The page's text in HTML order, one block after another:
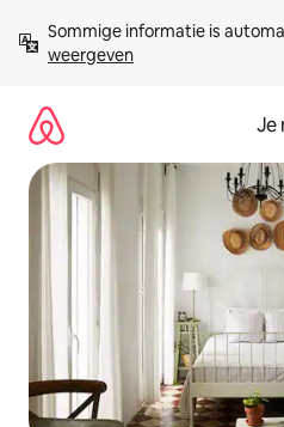
direct
naar
Sommige informatie is
weergeven
Je